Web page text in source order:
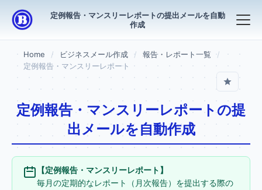
定例報告・マンスリーレポートの提出メールを自動
作成
Home ビジネスメール作成
報告・レポート一覧
定例報告・マンスリーレポート
定例報告・マンスリーレポートの提
出メールを自動作成
【定例報告・マンスリーレポート】
毎月の定期的なレポート（月次報告）を提出する際の